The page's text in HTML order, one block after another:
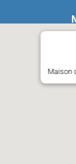
Maison